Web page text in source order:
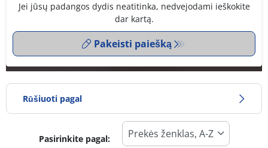
Jei jūsų padangos dydis neatitinka, nedvejodami ieškokite
dar kartą.
Pakeisti paiešką
Rūšiuoti pagal
Padangos tipas
Pasirinkite pagal: